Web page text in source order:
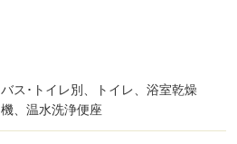
バス･トイレ別、トイレ、浴室乾燥
機、温水洗浄便座